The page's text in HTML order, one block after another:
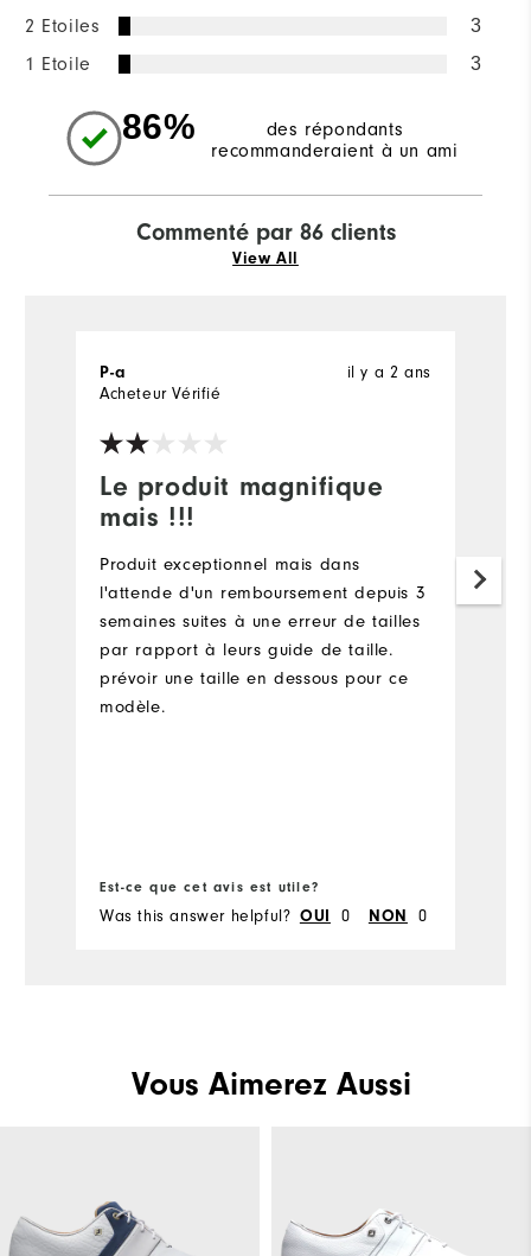
2 Etoiles 3
1 Etoile 3
86%
des répondants
recommanderaient à un ami
Commenté par 86 clients
View All
Le produit magnifique
mais !!!
il y a 2 ans
P-a
Acheteur Vérifié
Produit exceptionnel mais dans
l'attende d'un remboursement depuis 3
semaines suites à une erreur de tailles
par rapport à leurs guide de taille.
prévoir une taille en dessous pour ce
modèle.
Est-ce que cet avis est utile?
Was this answer helpful? OUI 0 NON 0
Vous Aimerez Aussi